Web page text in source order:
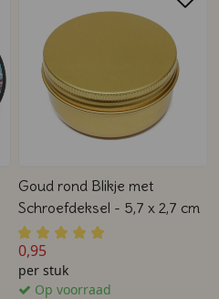
Goud rond Blikje met
Schroefdeksel - 5,7 x 2,7 cm
0,95
per stuk
Op voorraad